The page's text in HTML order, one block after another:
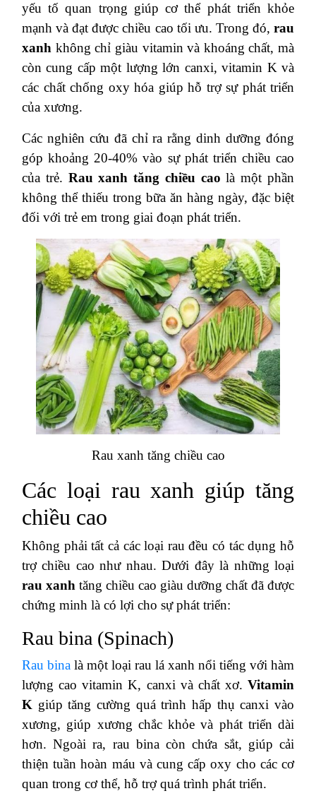
yếu tố quan trọng giúp cơ thể phát triển khỏe
mạnh và đạt được chiều cao tối ưu. Trong đó, rau
xanh không chỉ giàu vitamin và khoáng chất, mà
còn cung cấp một lượng lớn canxi, vitamin K và
các chất chống oxy hóa giúp hỗ trợ sự phát triển
của xương.
Các nghiên cứu đã chỉ ra rằng dinh dưỡng đóng
góp khoảng 20-40% vào sự phát triển chiều cao
của trẻ. Rau xanh tăng chiều cao là một phần
không thể thiếu trong bữa ăn hàng ngày, đặc biệt
đối với trẻ em trong giai đoạn phát triển.
Rau xanh tăng chiều cao
Các loại rau xanh giúp tăng
chiều cao
Không phải tất cả các loại rau đều có tác dụng hỗ
trợ chiều cao như nhau. Dưới đây là những loại
rau xanh tăng chiều cao giàu dưỡng chất đã được
chứng minh là có lợi cho sự phát triển:
Rau bina (Spinach)
Rau bina là một loại rau lá xanh nổi tiếng với hàm
lượng cao vitamin K, canxi và chất xơ. Vitamin
K giúp tăng cường quá trình hấp thụ canxi vào
xương, giúp xương chắc khỏe và phát triển dài
hơn. Ngoài ra, rau bina còn chứa sắt, giúp cải
thiện tuần hoàn máu và cung cấp oxy cho các cơ
quan trong cơ thể, hỗ trợ quá trình phát triển.